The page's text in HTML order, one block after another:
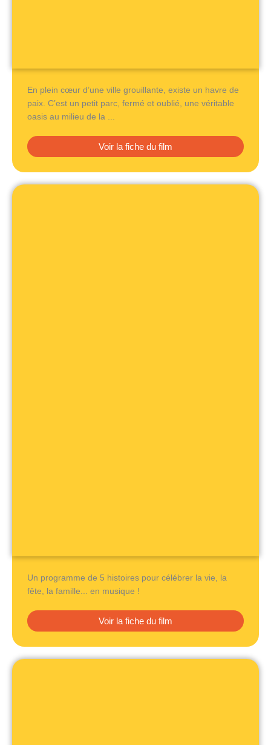
En plein cœur d’une ville grouillante, existe un havre de
paix. C’est un petit parc, fermé et oublié, une véritable
oasis au milieu de la ...
Voir la fiche du film
Un programme de 5 histoires pour célébrer la vie, la
fête, la famille... en musique !
Voir la fiche du film